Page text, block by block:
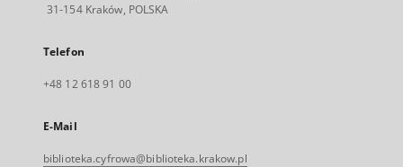
31-154 Kraków, POLSKA
Telefon
+48 12 618 91 00
E-Mail
biblioteka.cyfrowa@biblioteka.krakow.pl